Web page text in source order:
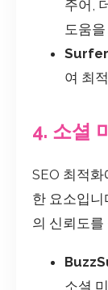
주어,
도움
Surfer
여 최
4. 소셜
SEO 최적
한 요소입
의 신뢰도를
소셜